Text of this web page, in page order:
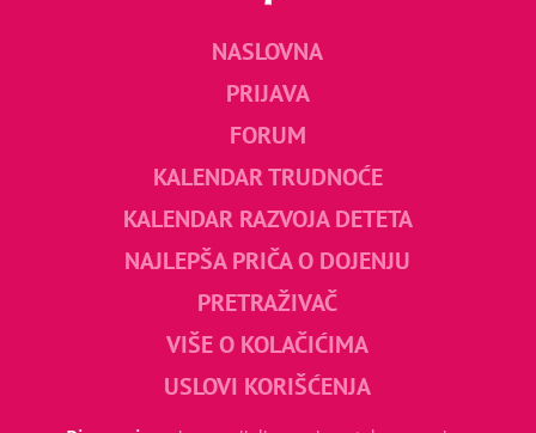
NASLOVNA
PRIJAVA
FORUM
KALENDAR TRUDNOĆE
KALENDAR RAZVOJA DETETA
NAJLEPŠA PRIČA O DOJENJU
PRETRAŽIVAČ
VIŠE O KOLAČIĆIMA
USLOVI KORIŠĆENJA